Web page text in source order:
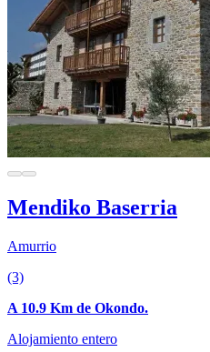
Mendiko Baserria
Amurrio
(3)
A 10.9 Km de Okondo.
Alojamiento entero